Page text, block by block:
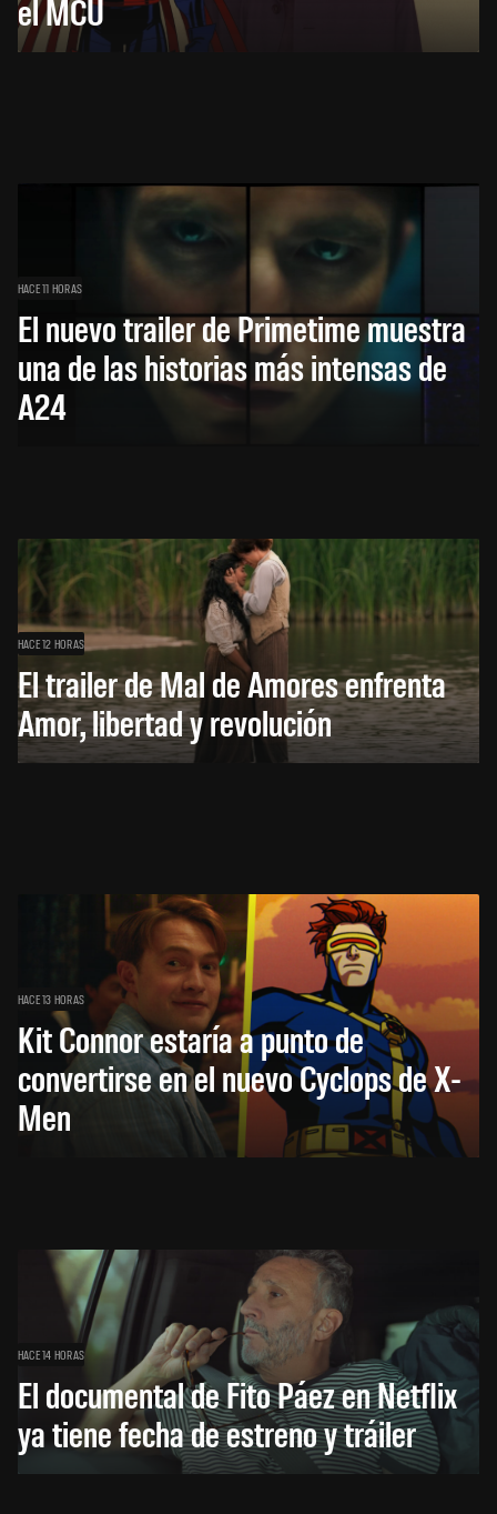
el MCU
HACE 11 HORAS
El nuevo trailer de Primetime muestra
una de las historias más intensas de
A24
HACE 12 HORAS
El trailer de Mal de Amores enfrenta
Amor, libertad y revolución
HACE 13 HORAS
Kit Connor estaría a punto de
convertirse en el nuevo Cyclops de X-
Men
HACE 14 HORAS
El documental de Fito Páez en Netflix
ya tiene fecha de estreno y tráiler